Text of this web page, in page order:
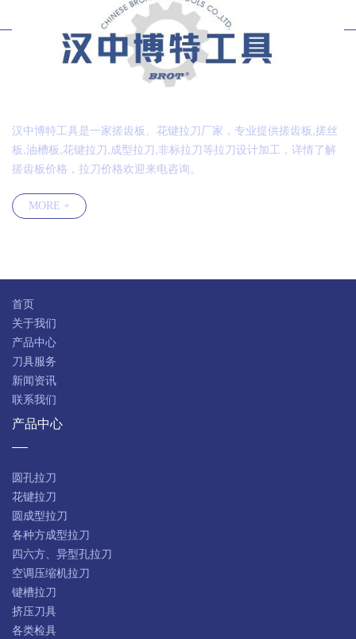
汉中博特工具是一家搓齿板、花键拉刀厂家，专业提供搓齿板,搓丝
板,油槽板,花键拉刀,成型拉刀,非标拉刀等拉刀设计加工，详情了解
搓齿板价格，拉刀价格欢迎来电咨询。
MORE +
首页
关于我们
产品中心
刀具服务
新闻资讯
联系我们
产品中心
圆孔拉刀
花键拉刀
圆成型拉刀
各种方成型拉刀
四六方、异型孔拉刀
空调压缩机拉刀
键槽拉刀
挤压刀具
各类检具